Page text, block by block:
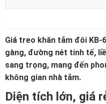
Giá treo khăn tắm đôi KB-
gàng, đường nét tinh tế,
sang trọng, mang đến
không gian nhà tắm.
Diện tích lớn, giá